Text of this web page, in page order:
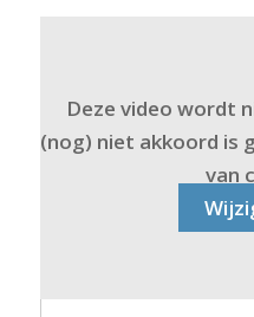
Deze video wordt
(nog) niet akkoord is
van
sneak preview
from